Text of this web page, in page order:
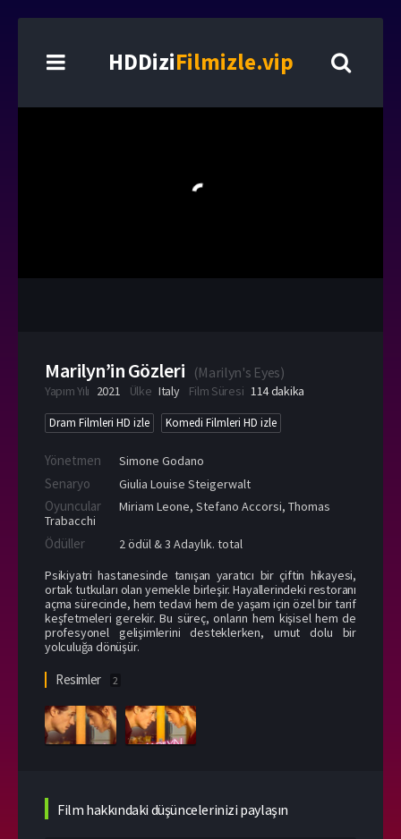
HDDiziFilmizle.vip
Marilyn’in Gözleri (Marilyn's Eyes)
Yapım Yılı 2021 Ülke Italy Film Süresi 114 dakika
Dram Filmleri HD izle Komedi Filmleri HD izle
Yönetmen Simone Godano
Senaryo Giulia Louise Steigerwalt
Oyuncular Miriam Leone, Stefano Accorsi, Thomas
Trabacchi
Ödüller
2 ödül & 3 Adaylık. total
Psikiyatri hastanesinde tanışan yaratıcı bir çiftin hikayesi,
ortak tutkuları olan yemekle birleşir. Hayallerindeki restoranı
açma sürecinde, hem tedavi hem de yaşam için özel bir tarif
keşfetmeleri gerekir. Bu süreç, onların hem kişisel hem de
profesyonel gelişimlerini desteklerken, umut dolu bir
yolculuğa dönüşür.
Resimler 2
Film hakkındaki düşüncelerinizi paylaşın